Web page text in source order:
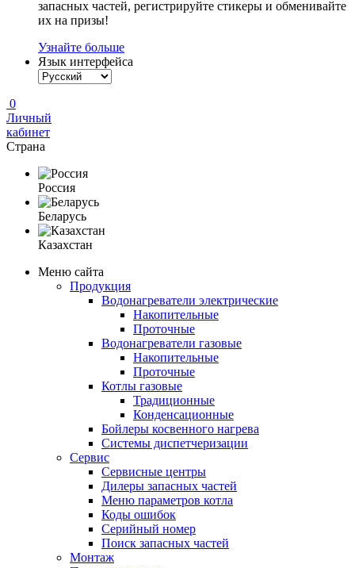
запасных частей, регистрируйте стикеры и обменивайте
их на призы!
Узнайте больше
Язык интерфейса
0
Личный
кабинет
Страна
Россия
Беларусь
Казахстан
Меню сайта
Продукция
Водонагреватели электрические
Накопительные
Проточные
Водонагреватели газовые
Накопительные
Проточные
Котлы газовые
Традиционные
Конденсационные
Бойлеры косвенного нагрева
Системы диспетчеризации
Сервис
Сервисные центры
Дилеры запасных частей
Меню параметров котла
Коды ошибок
Серийный номер
Поиск запасных частей
Монтаж